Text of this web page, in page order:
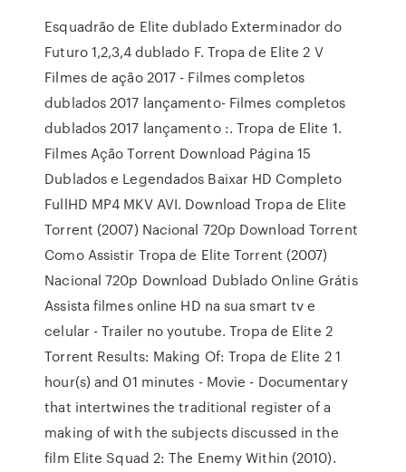
Esquadrão de Elite dublado Exterminador do
Futuro 1,2,3,4 dublado F. Tropa de Elite 2 V
Filmes de ação 2017 - Filmes completos
dublados 2017 lançamento- Filmes completos
dublados 2017 lançamento :. Tropa de Elite 1.
Filmes Ação Torrent Download Página 15
Dublados e Legendados Baixar HD Completo
FullHD MP4 MKV AVI. Download Tropa de Elite
Torrent (2007) Nacional 720p Download Torrent
Como Assistir Tropa de Elite Torrent (2007)
Nacional 720p Download Dublado Online Grátis
Assista filmes online HD na sua smart tv e
celular - Trailer no youtube. Tropa de Elite 2
Torrent Results: Making Of: Tropa de Elite 2 1
hour(s) and 01 minutes - Movie - Documentary
that intertwines the traditional register of a
making of with the subjects discussed in the
film Elite Squad 2: The Enemy Within (2010).